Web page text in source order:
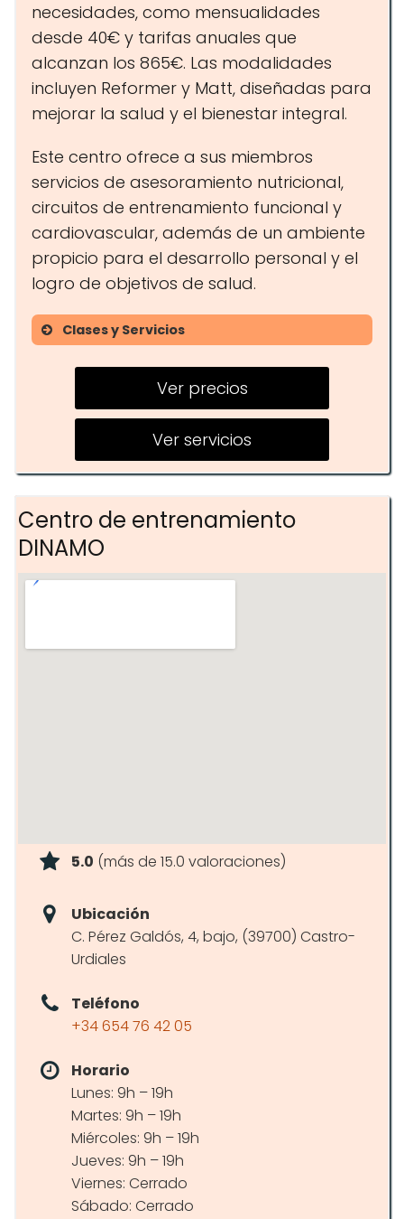
necesidades, como mensualidades
desde 40€ y tarifas anuales que
alcanzan los 865€. Las modalidades
incluyen Reformer y Matt, diseñadas para
mejorar la salud y el bienestar integral.
Este centro ofrece a sus miembros
servicios de asesoramiento nutricional,
circuitos de entrenamiento funcional y
cardiovascular, además de un ambiente
propicio para el desarrollo personal y el
logro de objetivos de salud.
Clases y Servicios
Pilates (Reformer y Matt)
Circuitos de fuerza y funcional
Asesoría en nutrición
Ver precios
Ver servicios
Centro de entrenamiento
DINAMO
5.0 (más de 15.0 valoraciones)
Ubicación
C. Pérez Galdós, 4, bajo, (39700) Castro-
Urdiales
Teléfono
+34 654 76 42 05
Horario
Lunes: 9h – 19h
Martes: 9h – 19h
Miércoles: 9h – 19h
Jueves: 9h – 19h
Viernes: Cerrado
Sábado: Cerrado